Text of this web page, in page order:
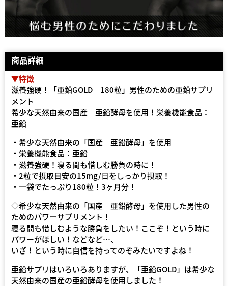
商品詳細
▼特徴
滋養強硬！「亜鉛GOLD 180粒」男性のための亜鉛サプリ
メント
希少な天然由来の国産 亜鉛酵母を使用！栄養機能食品：
亜鉛
・希少な天然由来の「国産 亜鉛酵母」を使用
・栄養機能食品：亜鉛
・滋養強硬！寝る間も惜しむ勝負の時に！
・2粒で摂取目安の15mg/日をしっかり摂取！
・一袋でたっぷり180粒！3ヶ月分！
◇希少な天然由来の「国産 亜鉛酵母」を使用した男性の
ためのパワーサプリメント！
寝る間も惜しむような勝負をしたい！ここぞ！という時に
パワーがほしい！などなど…、
いざ！という時に自信を持ってのぞみたいですよね！
亜鉛サプリはいろいろありますが、「亜鉛GOLD」は希少な
天然由来の国産の亜鉛酵母を使用しました！